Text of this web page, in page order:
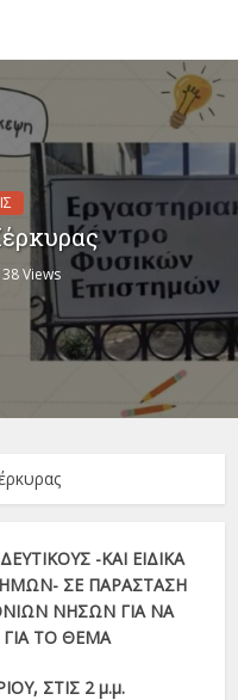
38 Views
-ΚΑΙ ΕΙΔΙΚΑ
ΣΕ ΠΑΡΑΣΤΑΣΗ
ΝΗΣΩΝ ΓΙΑ ΝΑ
ΤΟ ΘΕΜΑ
ΣΤΙΣ 2 μ.μ.